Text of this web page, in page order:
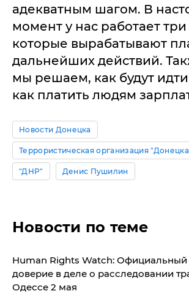
адекватным шагом. В
момент у нас работает
которые вырабатывают
дальнейших действий.
мы решаем, как будут
как платить людям
Новости Донецка
Террористическая организация
"ДНР" Денис Пушилин
Новости по теме
Human Rights Watch: Официальный
доверие в деле о расследовании
Одессе 2 мая